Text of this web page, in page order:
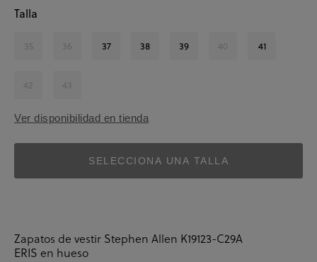
Talla
35 36 37 38 39 40 41
42 43
Ver disponibilidad en tienda
SELECCIONA UNA TALLA
Zapatos de vestir Stephen Allen K19123-C29A
ERIS en hueso